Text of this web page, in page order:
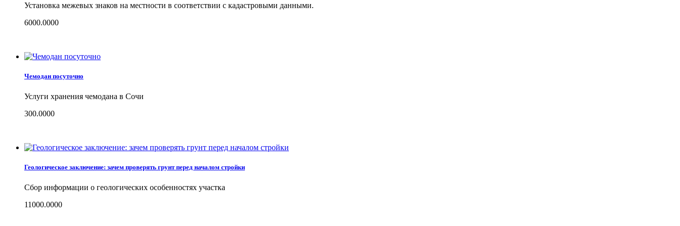
Установка межевых знаков на местности в соответствии с кадастровыми данными.
6000.0000
Чемодан посуточно
Услуги хранения чемодана в Сочи
300.0000
Геологическое заключение: зачем проверять грунт перед началом стройки
Сбор информации о геологических особенностях участка
11000.0000